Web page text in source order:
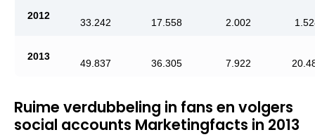
2012
33.242 17.558 2.002
2013
49.837 36.305 7.922
Ruime verdubbeling in fans en volgers
social accounts Marketingfacts in 2013